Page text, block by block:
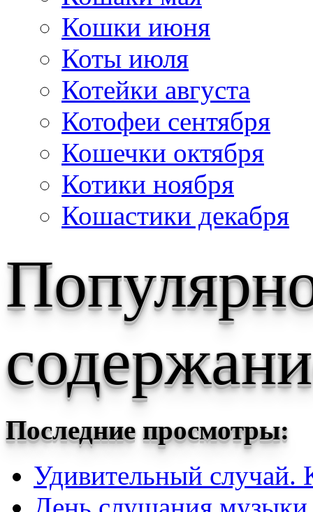
Кошки июня
Коты июля
Котейки августа
Котофеи сентября
Кошечки октября
Котики ноября
Кошастики декабря
Последние просмотры:
Удивительный случай.